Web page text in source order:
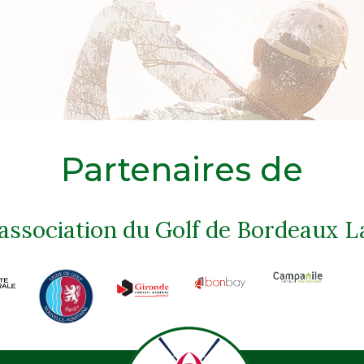
Partenaires de
du Golf de Bordeaux